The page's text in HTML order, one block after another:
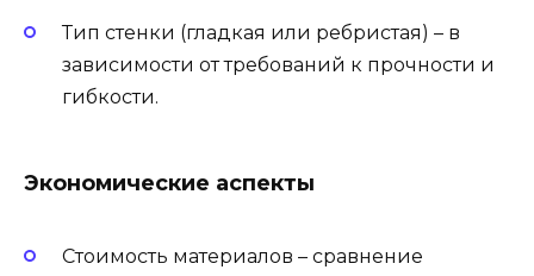
Тип стенки (гладкая или ребристая) – в
зависимости от требований к прочности и
гибкости.
Экономические аспекты
Стоимость материалов – сравнение